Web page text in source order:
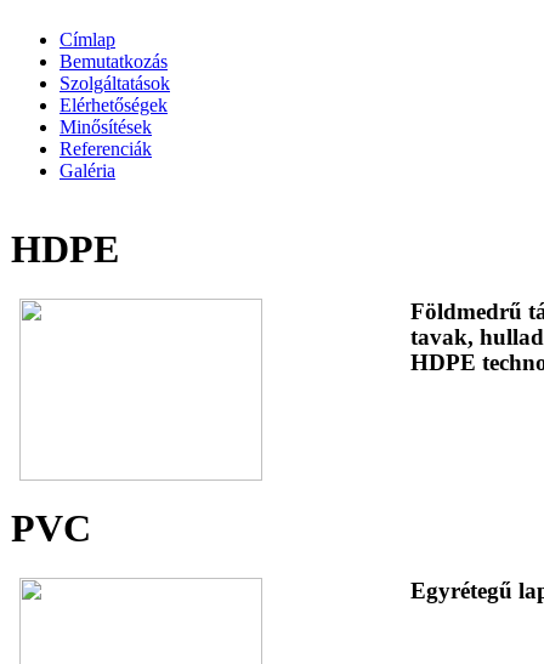
Címlap
Bemutatkozás
Szolgáltatások
Elérhetőségek
Minősítések
Referenciák
Galéria
HDPE
Földmedrű
tavak,
HDPE
PVC
Egyrétegű